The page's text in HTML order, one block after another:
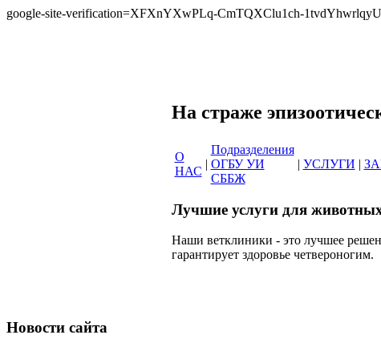
google-site-verification=XFXnYXwPLq-CmTQXClu1ch-
На страже
О
НАС
|
Подразделения
ОГБУ УИ
СББЖ
| УСЛУГИ |
Лучшие услуги для
Наши ветклиники - это лучшее
гарантирует здоровье четвероногим.
Новости сайта